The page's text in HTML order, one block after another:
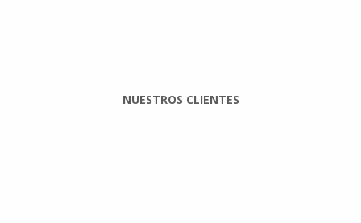
NUESTROS CLIENTES